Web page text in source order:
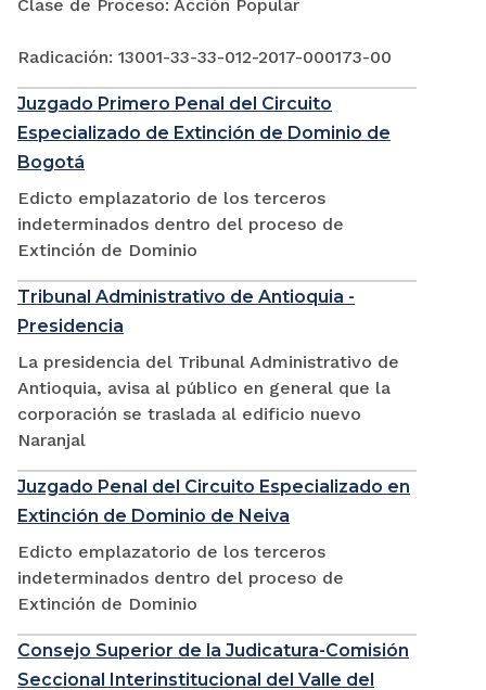
Clase de Proceso: Acción Popular
Radicación: 13001-33-33-012-2017-000173-00
Juzgado Primero Penal del Circuito
Especializado de Extinción de Dominio de
Bogotá
Edicto emplazatorio de los terceros
indeterminados dentro del proceso de
Extinción de Dominio
Tribunal Administrativo de Antioquia -
Presidencia
La presidencia del Tribunal Administrativo de
Antioquia, avisa al público en general que la
corporación se traslada al edificio nuevo
Naranjal
Juzgado Penal del Circuito Especializado en
Extinción de Dominio de Neiva
Edicto emplazatorio de los terceros
indeterminados dentro del proceso de
Extinción de Dominio
Consejo Superior de la Judicatura-Comisión
Seccional Interinstitucional del Valle del